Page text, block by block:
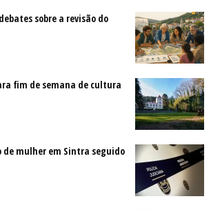
sobre a revisão do
fim de semana de cultura
de mulher em Sintra seguido